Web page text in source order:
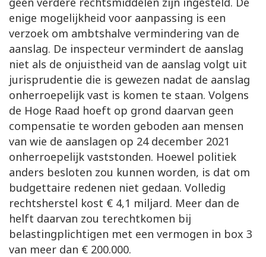
enige mogelijkheid voor aanpassing is een
verzoek om ambtshalve vermindering van de
aanslag. De inspecteur vermindert de aanslag
niet als de onjuistheid van de aanslag volgt uit
jurisprudentie die is gewezen nadat de aanslag
onherroepelijk vast is komen te staan. Volgens
de Hoge Raad hoeft op grond daarvan geen
compensatie te worden geboden aan mensen
van wie de aanslagen op 24 december 2021
onherroepelijk vaststonden. Hoewel politiek
anders besloten zou kunnen worden, is dat om
budgettaire redenen niet gedaan. Volledig
rechtsherstel kost € 4,1 miljard. Meer dan de
helft daarvan zou terechtkomen bij
belastingplichtigen met een vermogen in box 3
van meer dan € 200.000.